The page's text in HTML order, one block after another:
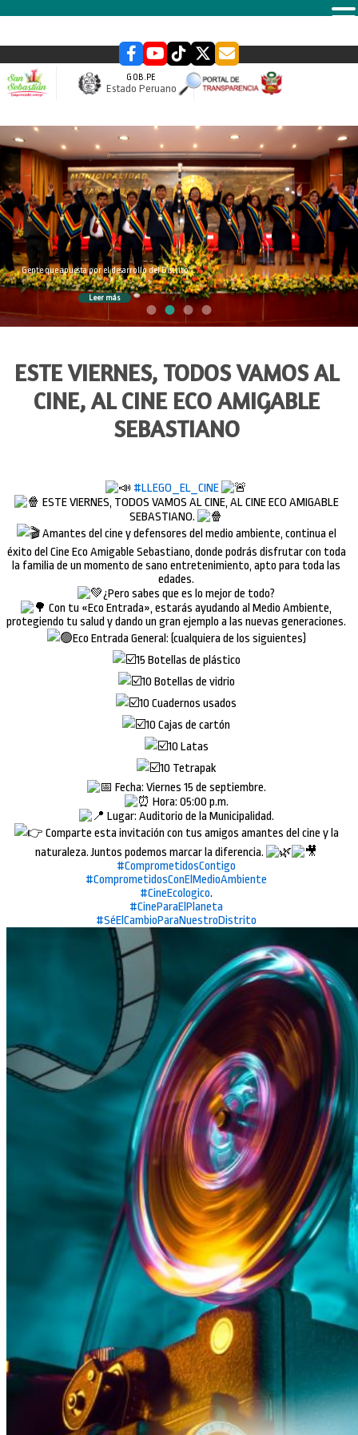
GOB.PE
Estado Peruano
slider
Gente que apuesta por el desarrollo del Distrito
Leer más
ESTE VIERNES, TODOS VAMOS AL
CINE, AL CINE ECO AMIGABLE
SEBASTIANO
#LLEGO_EL_CINE
ESTE VIERNES, TODOS VAMOS AL CINE, AL CINE ECO AMIGABLE
SEBASTIANO.
Amantes del cine y defensores del medio ambiente, continua el
éxito del Cine Eco Amigable Sebastiano, donde podrás disfrutar con toda
la familia de un momento de sano entretenimiento, apto para toda las
edades.
¿Pero sabes que es lo mejor de todo?
Con tu «Eco Entrada», estarás ayudando al Medio Ambiente,
protegiendo tu salud y dando un gran ejemplo a las nuevas generaciones.
Eco Entrada General: (cualquiera de los siguientes)
15 Botellas de plástico
10 Botellas de vidrio
10 Cuadernos usados
10 Cajas de cartón
10 Latas
10 Tetrapak
Fecha: Viernes 15 de septiembre.
Hora: 05:00 p.m.
Lugar: Auditorio de la Municipalidad.
Comparte esta invitación con tus amigos amantes del cine y la
naturaleza. Juntos podemos marcar la diferencia.
#ComprometidosContigo
#ComprometidosConElMedioAmbiente
#CineEcologico.
#CineParaElPlaneta
#SéElCambioParaNuestroDistrito